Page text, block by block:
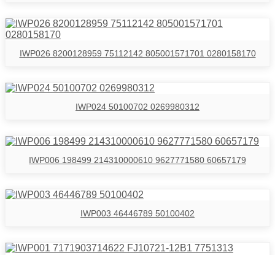
IWP026 8200128959 75112142 805001571701 0280158170
IWP024 50100702 0269980312
IWP006 198499 214310000610 9627771580 60657179
IWP003 46446789 50100402